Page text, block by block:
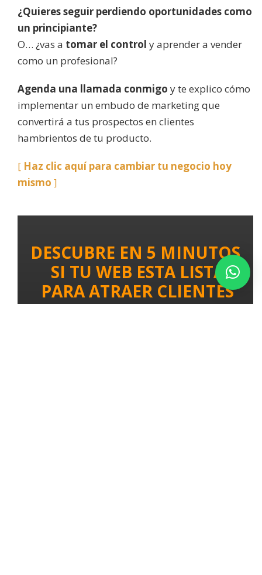
¿Quieres seguir perdiendo oportunidades como
un principiante?
O… ¿vas a tomar el control y aprender a vender
como un profesional?
Agenda una llamada conmigo y te explico cómo
implementar un embudo de marketing que
convertirá a tus prospectos en clientes
hambrientos de tu producto.
[ Haz clic aquí para cambiar tu negocio hoy
mismo ]
DESCUBRE EN 5 MINUTOS
SI TU WEB ESTA LISTA
PARA ATRAER CLIENTES
CON ANUNCIOS